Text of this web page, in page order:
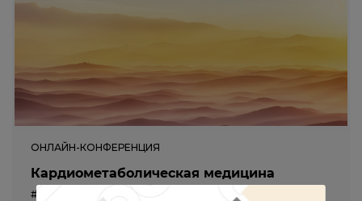
ОНЛАЙН-КОНФЕРЕНЦИЯ
Кардиометаболическая медицина
#эндокринология #диабетология